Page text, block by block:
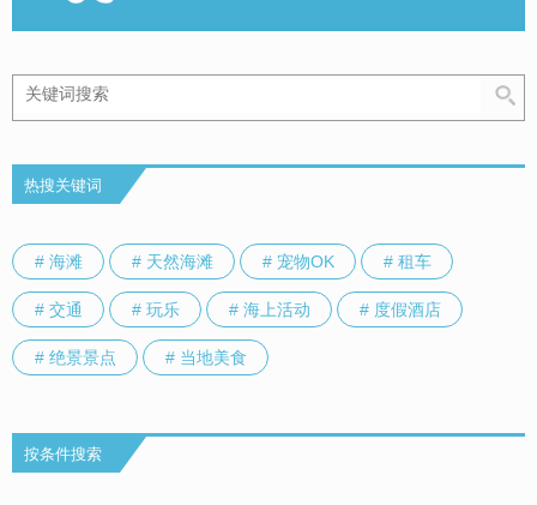
热搜关键词
# 海滩 # 天然海滩 # 宠物OK # 租车
# 交通 # 玩乐 # 海上活动 # 度假酒店
# 绝景景点 # 当地美食
按条件搜索